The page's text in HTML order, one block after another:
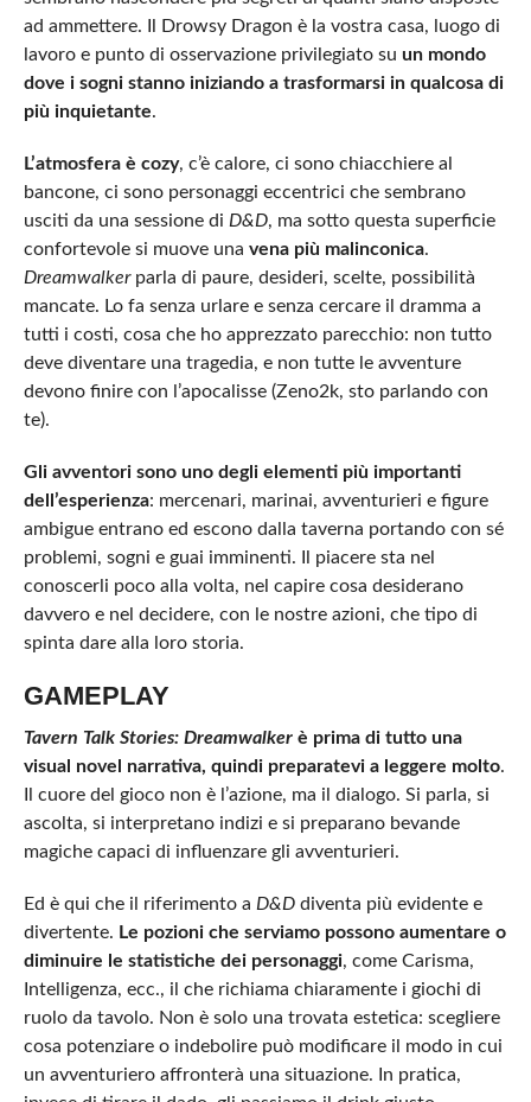
ad ammettere. Il Drowsy Dragon è la vostra casa, luogo di
lavoro e punto di osservazione privilegiato su un mondo
dove i sogni stanno iniziando a trasformarsi in qualcosa di
più inquietante.
L’atmosfera è cozy, c’è calore, ci sono chiacchiere al
bancone, ci sono personaggi eccentrici che sembrano
usciti da una sessione di D&D, ma sotto questa superficie
confortevole si muove una vena più malinconica.
Dreamwalkerparla di paure, desideri, scelte, possibilità
mancate. Lo fa senza urlare e senza cercare il dramma a
tutti i costi, cosa che ho apprezzato parecchio: non tutto
deve diventare una tragedia, e non tutte le avventure
devono finire con l’apocalisse (Zeno2k, sto parlando con
te).
Gli avventori sono uno degli elementi più importanti
dell’esperienza: mercenari, marinai, avventurieri e figure
ambigue entrano ed escono dalla taverna portando con sé
problemi, sogni e guai imminenti. Il piacere sta nel
conoscerli poco alla volta, nel capire cosa desiderano
davvero e nel decidere, con le nostre azioni, che tipo di
spinta dare alla loro storia.
GAMEPLAY
Tavern Talk Stories: Dreamwalkerè prima di tutto una
visual novel narrativa, quindi preparatevi a leggere molto.
Il cuore del gioco non è l’azione, ma il dialogo. Si parla, si
ascolta, si interpretano indizi e si preparano bevande
magiche capaci di influenzare gli avventurieri.
Ed è qui che il riferimento a D&Ddiventa più evidente e
divertente. Le pozioni che serviamo possono aumentare o
diminuire le statistiche dei personaggi, come Carisma,
Intelligenza, ecc., il che richiama chiaramente i giochi di
ruolo da tavolo. Non è solo una trovata estetica: scegliere
cosa potenziare o indebolire può modificare il modo in cui
un avventuriero affronterà una situazione. In pratica,